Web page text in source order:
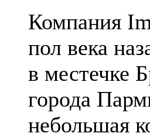
Компания
пол века
в местечке
города
небольшая